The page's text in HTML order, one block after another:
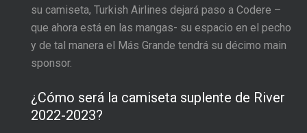
su camiseta, Turkish Airlines dejará paso a Codere –
que ahora está en las mangas- su espacio en el pecho
y de tal manera el Más Grande tendrá su décimo main
sponsor.
¿Cómo será la camiseta suplente de River
2022-2023?